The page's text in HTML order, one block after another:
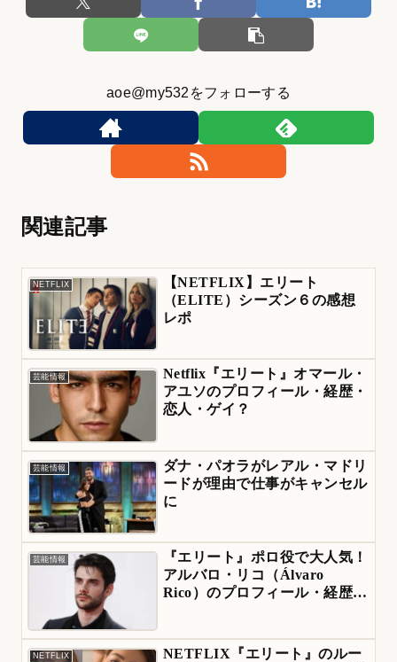
aoe@my532をフォローする
関連記事
NETFLIX
【NETFLIX】エリート
（ELITE）シーズン６の感想
レポ
芸能情報
Netflix『エリート』オマール・
アユソのプロフィール・経歴・
恋人・ゲイ？
芸能情報
ダナ・パオラがレアル・マドリ
ードが理由で仕事がキャンセル
に
芸能情報
『エリート』ポロ役で大人気！
アルバロ・リコ（Álvaro
Rico）のプロフィール・経歴・
NETFLIX
NETFLIX『エリート』のルー